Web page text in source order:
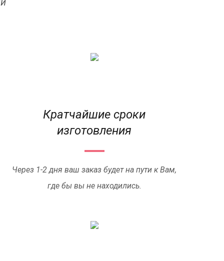
Кратчайшие сроки
изготовления
Через 1-2 дня ваш заказ будет на пути к Вам,
где бы вы не находились.